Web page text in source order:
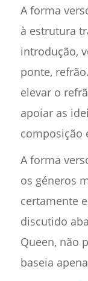
A forma
à estrutura
introdução,
ponte,
elevar o
apoiar as
composição
A forma
os géneros
certamente
discutido
Queen, não
baseia